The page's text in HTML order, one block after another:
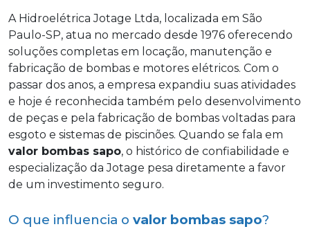
A Hidroelétrica Jotage Ltda, localizada em São
Paulo-SP, atua no mercado desde 1976 oferecendo
soluções completas em locação, manutenção e
fabricação de bombas e motores elétricos. Com o
passar dos anos, a empresa expandiu suas atividades
e hoje é reconhecida também pelo desenvolvimento
de peças e pela fabricação de bombas voltadas para
esgoto e sistemas de piscinões. Quando se fala em
valor bombas sapo, o histórico de confiabilidade e
especialização da Jotage pesa diretamente a favor
de um investimento seguro.
O que influencia o valor bombas sapo?